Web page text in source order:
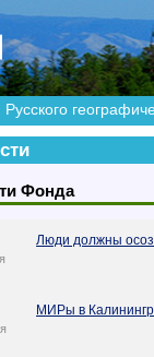
Фонда
Люди должны
МИРы в